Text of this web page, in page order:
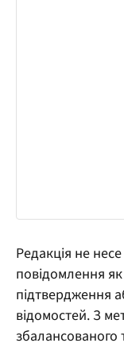
Редакція не несе
повідомлення
підтвердження
відомостей. З
збалансованого